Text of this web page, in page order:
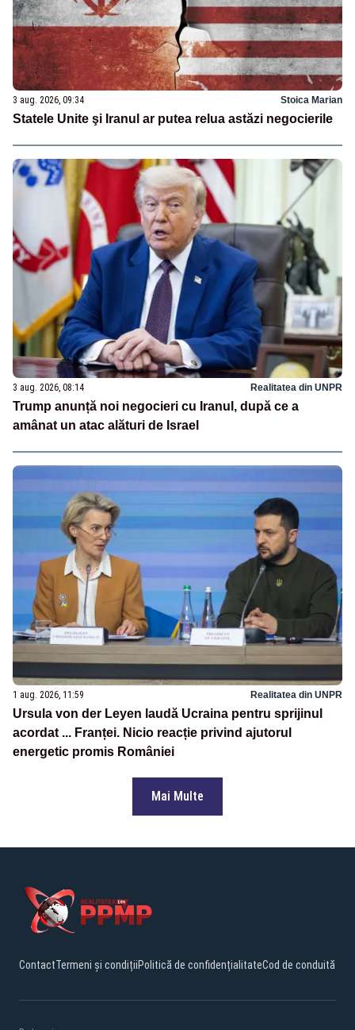
3 aug. 2026, 09:34 Stoica Marian
Statele Unite şi Iranul ar putea relua astăzi negocierile
3 aug. 2026, 08:14 Realitatea din UNPR
Trump anunță noi negocieri cu Iranul, după ce a
amânat un atac alături de Israel
1 aug. 2026, 11:59 Realitatea din UNPR
Ursula von der Leyen laudă Ucraina pentru sprijinul
acordat ... Franței. Nicio reacție privind ajutorul
energetic promis României
Mai Multe
ContactTermeni și condițiiPolitică de confidențialitateCod de conduită